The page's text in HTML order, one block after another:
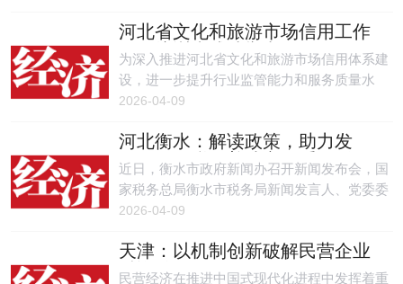
的痛点难点问题，推出务实服务举措，助力中
小企业降本增效、提质升级。
河北省文化和旅游市场信用工作
网络培训班成功举办
为深入推进河北省文化和旅游市场信用体系建
设，进一步提升行业监管能力和服务质量水
平，近日河北省文化和旅游市场信用工作网络
负责人及业务骨干参加了培训。
2026-04-09
河北衡水：解读政策，助力发
展，开展税收普法宣传系列活动
近日，衡水市政府新闻办召开新闻发布会，国
家税务总局衡水市税务局新闻发言人、党委委
员、副局长郑文勇，介绍衡水市全国税收宣传
2026-04-09
天津：以机制创新破解民营企业
融资难题
民营经济在推进中国式现代化进程中发挥着重